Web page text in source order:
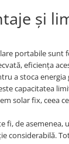
și
portabile sunt
eficiența
a stoca energia
capacitatea
solar fix, ceea
fi, de
considerabilă.